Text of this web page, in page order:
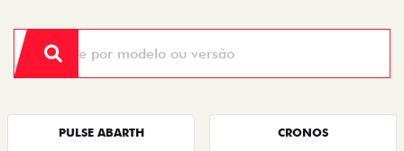
PULSE ABARTH CRONOS